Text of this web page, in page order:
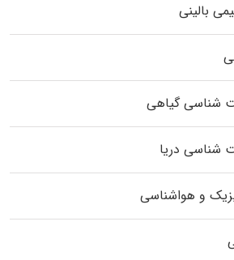
بالینی
شناسی گیاهی
شناسی دریا
و هواشناسی